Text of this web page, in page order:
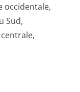
occidentale,
Sud,